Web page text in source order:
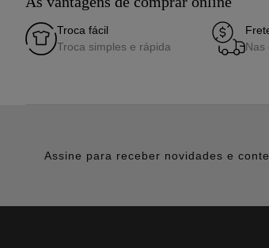
Troca fácil
Troca simples e rápida
Nas
Assine para receber novidades e